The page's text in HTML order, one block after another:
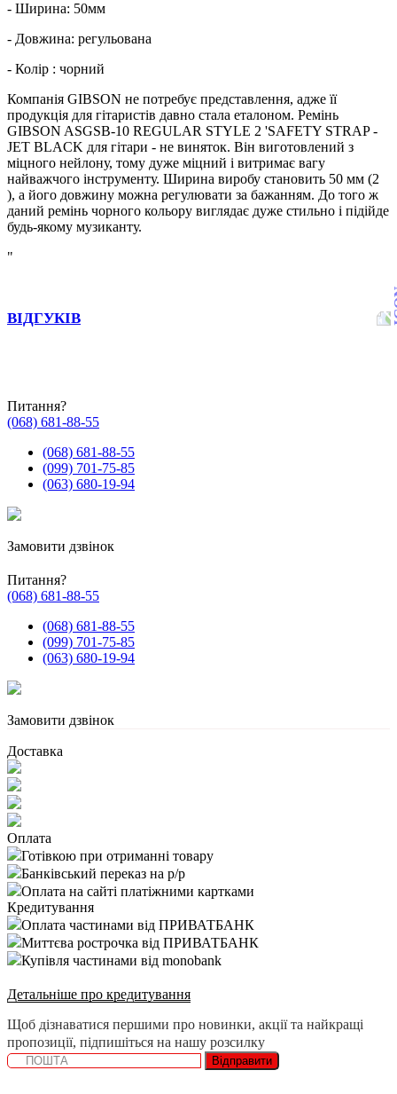
- Ширина: 50мм
- Довжина: регульована
- Колір : чорний
Компанія GIBSON не потребує представлення, адже її
продукція для гітаристів давно стала еталоном. Ремінь
GIBSON ASGSB-10 REGULAR STYLE 2 'SAFETY STRAP -
JET BLACK для гітари - не виняток. Він виготовлений з
міцного нейлону, тому дуже міцний і витримає вагу
найважчого інструменту. Ширина виробу становить 50 мм (2
), а його довжину можна регулювати за бажанням. До того ж
даний ремінь чорного кольору виглядає дуже стильно і підійде
будь-якому музиканту.
"
ВІДГУКІВ
Питання?
(068) 681-88-55
(068) 681-88-55
(099) 701-75-85
(063) 680-19-94
Замовити дзвінок
Питання?
(068) 681-88-55
(068) 681-88-55
(099) 701-75-85
(063) 680-19-94
Замовити дзвінок
Доставка
Оплата
Готівкою при отриманні товару
Банківський переказ на р/р
Оплата на сайті платіжними картками
Кредитування
Оплата частинами від ПРИВАТБАНК
Миттєва рострочка від ПРИВАТБАНК
Купівля частинами від monobank
Детальніше про кредитування
Щоб дізнаватися першими про новинки, акції та найкращі
пропозиції, підпишіться на нашу розсилку
Відправити